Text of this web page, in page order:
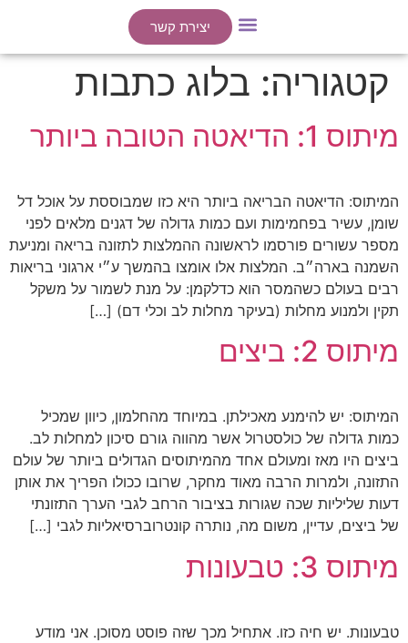
יצירת קשר
קטגוריה: בלוג כתבות
מיתוס 1: הדיאטה הטובה ביותר
המיתוס: הדיאטה הבריאה ביותר היא כזו שמבוססת על אוכל דל
שומן, עשיר בפחמימות ועם כמות גדולה של דגנים מלאים לפני
מספר עשורים פורסמו לראשונה ההמלצות לתזונה בריאה ומניעת
השמנה בארה״ב. המלצות אלו אומצו בהמשך ע״י ארגוני בריאות
רבים בעולם כשהמסר הוא כדלקמן: על מנת לשמור על משקל
תקין ולמנוע מחלות (בעיקר מחלות לב וכלי דם) […]
מיתוס 2: ביצים
המיתוס: יש להימנע מאכילתן. במיוחד מהחלמון, כיוון שמכיל
כמות גדולה של כולסטרול אשר מהווה גורם סיכון למחלות לב.
ביצים היו מאז ומעולם אחד מהמיתוסים הגדולים ביותר של עולם
התזונה, ולמרות הרבה מאוד מחקר, שרובו ככולו הפריך את אותן
דעות שליליות שכה שגורות בציבור הרחב לגבי הערך התזונתי
של ביצים, עדיין, משום מה, נותרה קונטרוברסיאליות לגבי […]
מיתוס 3: טבעונות
טבעונות. יש חיה כזו. אתחיל מכך שזה פוסט מסוכן. אני מודע